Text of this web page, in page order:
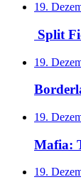
19.
Split
19.
19.
Mafia:
19.